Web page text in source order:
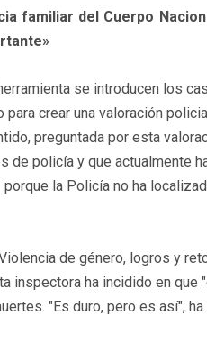
familiar del Cuerpo
se introducen los
crear una valoración
preguntada por esta
de policía y que actualmente
porque la Policía no ha
de género, logros y
inspectora ha incidido en
"Es duro, pero es así",